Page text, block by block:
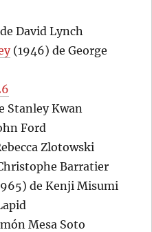
David Lynch
(1946) de George
Stanley Kwan
Ford
Zlotowski
Barratier
de Kenji Misumi
Mesa Soto